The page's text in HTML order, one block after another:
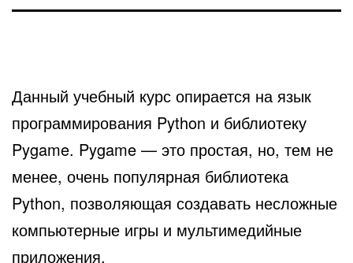
Данный учебный курс опирается на язык
программирования Python и библиотеку
Pygame. Pygame — это простая, но, тем не
менее, очень популярная библиотека
Python, позволяющая создавать несложные
компьютерные игры и мультимедийные
приложения.